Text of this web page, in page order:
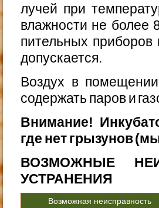
лучей при
влажности не более
пительных приборов
допускается.
Воздух в
содержать паров и
Внимание!
где нет грызунов
ВОЗМОЖНЫЕ
УСТРАНЕНИЯ
Возможная неисправность